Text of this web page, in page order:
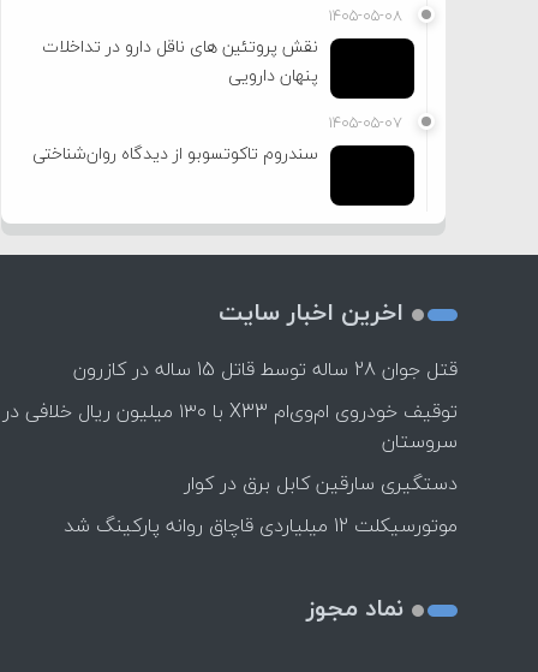
۱۴۰۵-۰۵-۰۸
نقش پروتئین های ناقل دارو در تداخلات
پنهان دارویی
۱۴۰۵-۰۵-۰۷
سندروم تاکوتسوبو از دیدگاه روان‌شناختی
اخرین اخبار سایت
قتل جوان 28 ساله توسط قاتل 15 ساله در کازرون
توقیف خودروی ام‌وی‌ام X33 با ۱۳۰ میلیون ریال خلافی در
سروستان
دستگیری سارقین کابل برق در کوار
موتورسيكلت 12 ميلياردی قاچاق روانه پاركينگ شد
نماد مجوز